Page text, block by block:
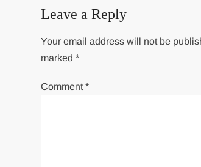
Leave a Reply
Your email address will not be
marked*
Comment*